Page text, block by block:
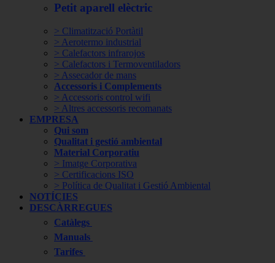
Petit aparell elèctric
> Climatització Portàtil
> Aerotermo industrial
> Calefactors infrarojos
> Calefactors i Termoventiladors
> Assecador de mans
Accessoris i Complements
> Accessoris control wifi
> Altres accessoris recomanats
EMPRESA
Qui som
Qualitat i gestió ambiental
Material Corporatiu
> Imatge Corporativa
> Certificacions ISO
> Política de Qualitat i Gestió Ambiental
NOTÍCIES
DESCÀRREGUES
Catàlegs
Manuals
Tarifes